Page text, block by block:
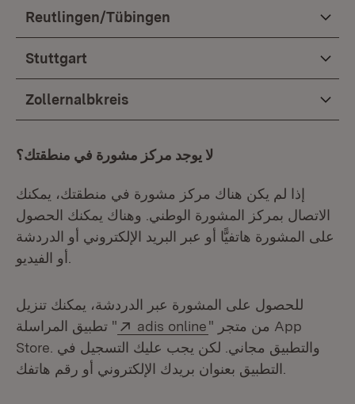
Reutlingen/Tübingen
Stuttgart
Zollernalbkreis
لا يوجد مركز مشورة في منطقتك؟
إذا لم يكن هناك مركز مشورة في منطقتك، يمكنك
الاتصال بمركز المشورة الوطني. وهناك يمكنك الحصول
على المشورة هاتفيًّا أو عبر البريد الإلكتروني أو الدردشة
للحصول على المشورة عبر الدردشة، يمكنك تنزيل
تطبيق المراسلة "
Extern:
adis online(Öffnet in neuem
" من متجر App
Store. والتطبيق مجاني. لكن يجب عليك التسجيل في